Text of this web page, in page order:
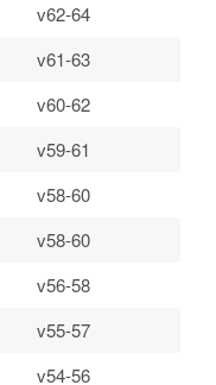
v62-64
v61-63
v60-62
v59-61
v58-60
v58-60
v56-58
v55-57
v54-56